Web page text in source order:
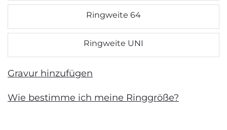
Ringweite 64
Ringweite UNI
Gravur hinzufügen
Wie bestimme ich meine Ringgröße?